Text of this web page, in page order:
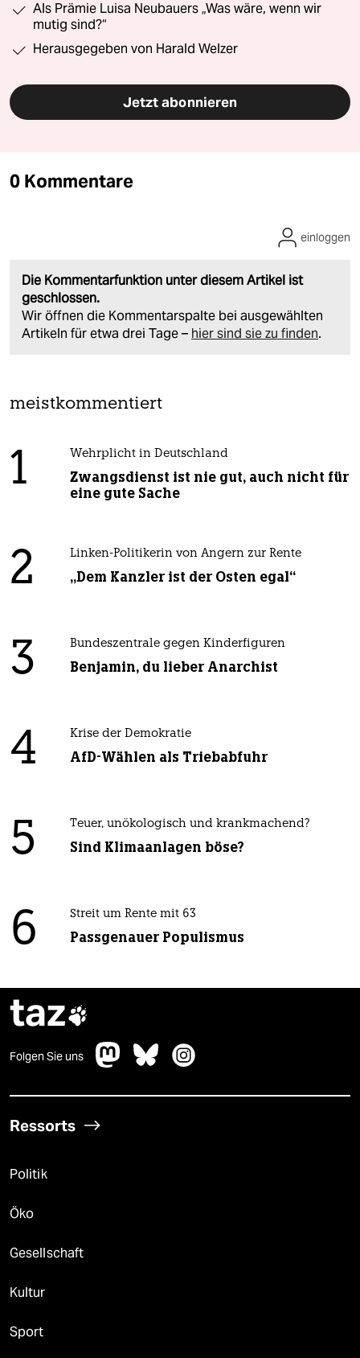
Als Prämie Luisa Neubauers „Was wäre, wenn wir
mutig sind?“
Herausgegeben von Harald Welzer
Jetzt abonnieren
0 Kommentare
Die Kommentarfunktion unter diesem Artikel ist
geschlossen.
Wir öffnen die Kommentarspalte bei ausgewählten
Artikeln für etwa drei Tage – hier sind sie zu finden.
einloggen
meistkommentiert
1 Wehrplicht in Deutschland
Zwangsdienst ist nie gut, auch nicht für
eine gute Sache
2 Linken-Politikerin von Angern zur Rente
„Dem Kanzler ist der Osten egal“
3 Bundeszentrale gegen Kinderfiguren
Benjamin, du lieber Anarchist
4 Krise der Demokratie
AfD-Wählen als Triebabfuhr
5 Teuer, unökologisch und krankmachend?
Sind Klimaanlagen böse?
6 Streit um Rente mit 63
Passgenauer Populismus
taz
Folgen Sie uns
Ressorts
Politik
Öko
Gesellschaft
Kultur
Sport